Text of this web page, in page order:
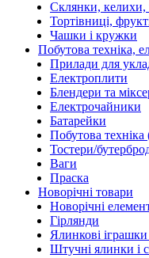
Склянки, келихи,
Тортівниці,
Чашки і кружки
Побутова техніка,
Прилади для
Електроплити
Блендери та
Електрочайники
Батарейки
Побутова техніка
Тостери/
Ваги
Праска
Новорічні товари
Новорічні
Гірлянди
Ялинкові іграшки
Штучні ялинки і